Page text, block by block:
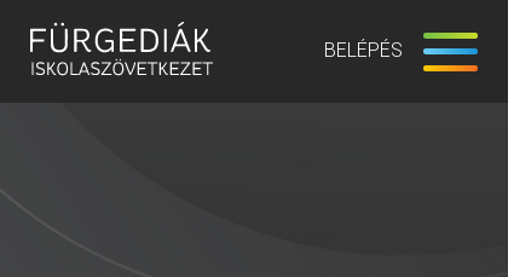
BELÉPÉS